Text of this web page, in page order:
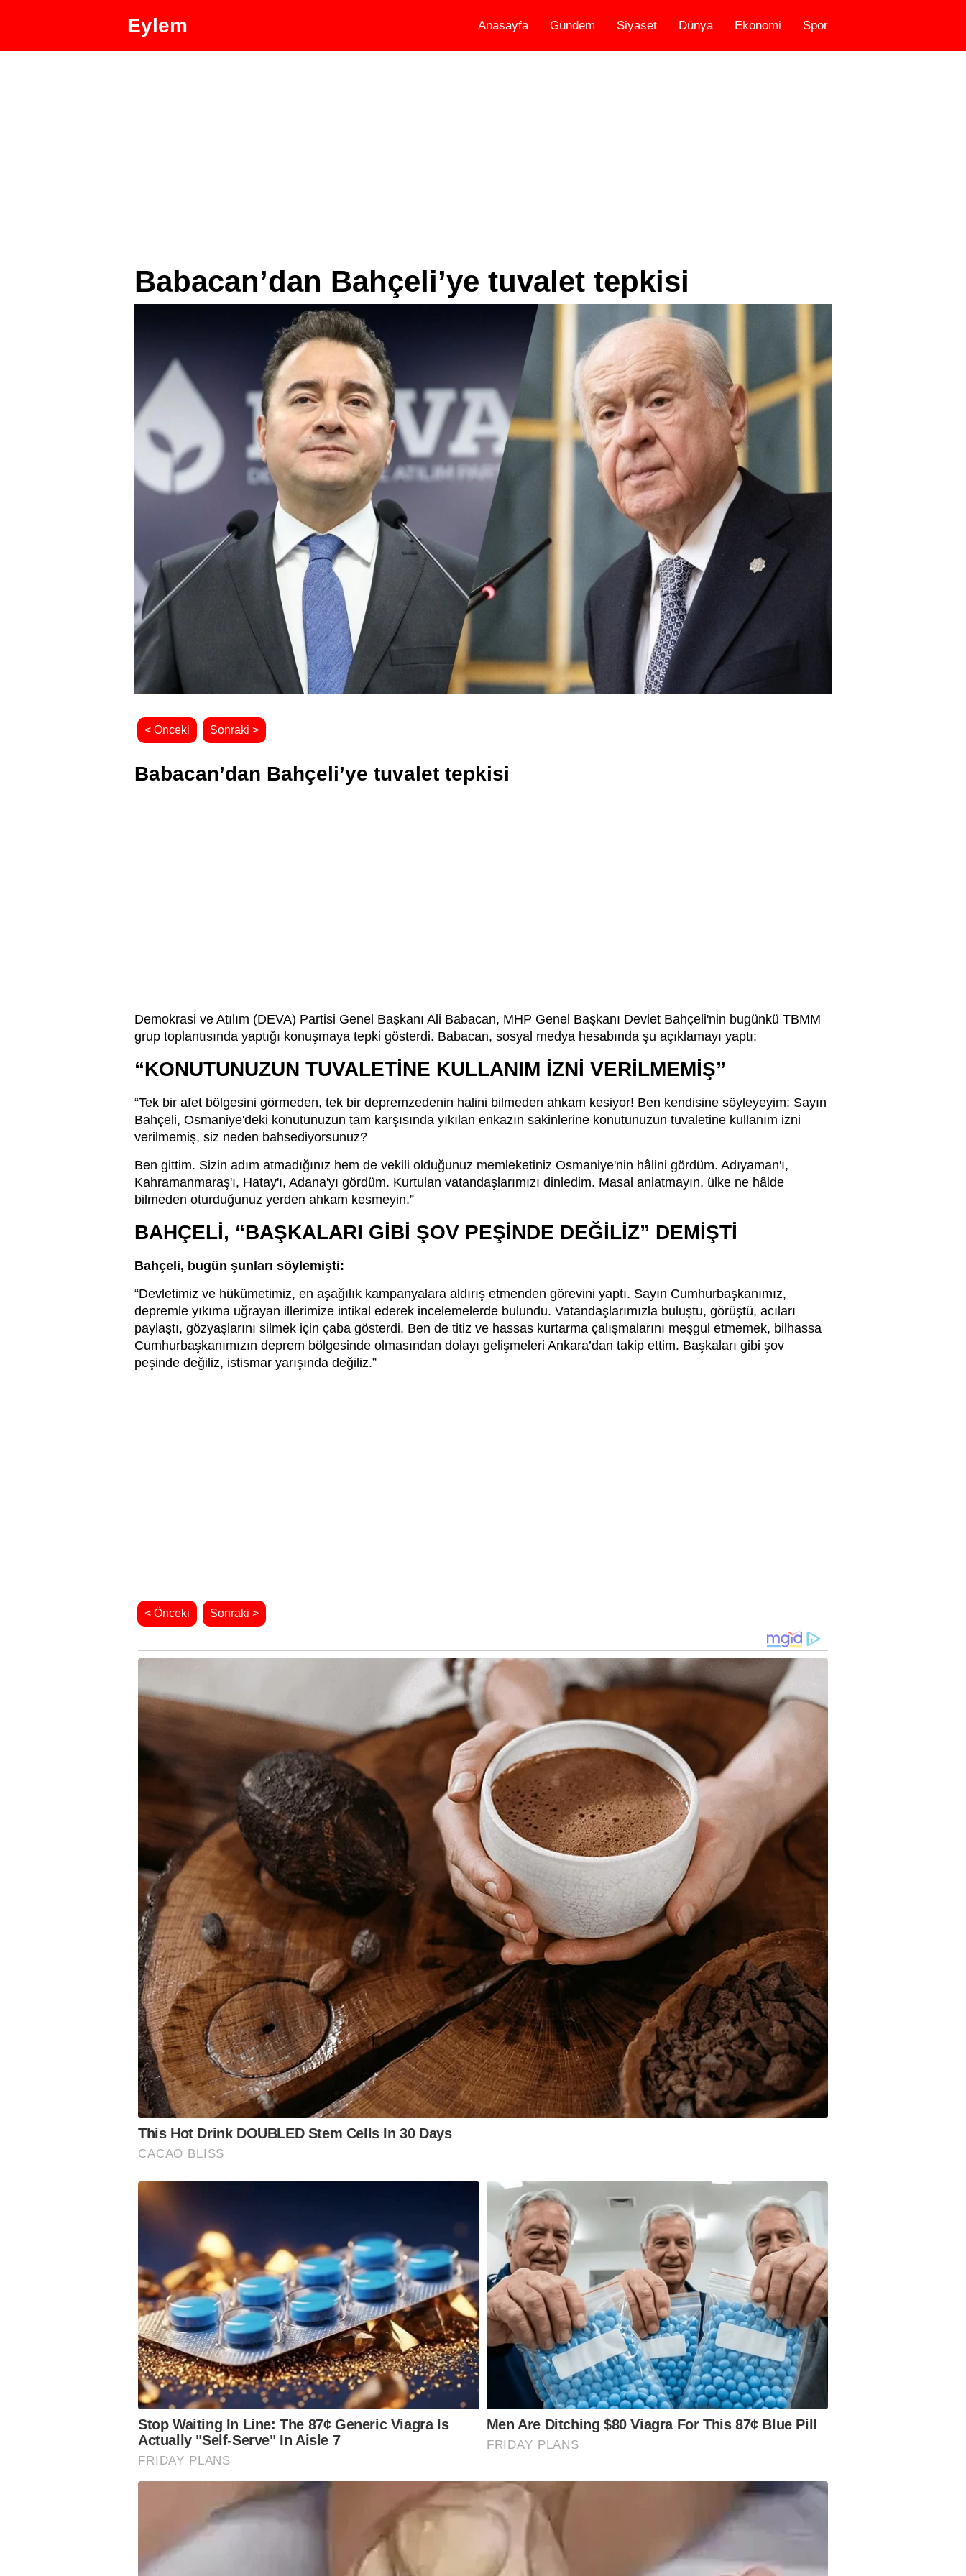
Eylem Anasayfa Gündem Siyaset Dünya Ekonomi Spor
Babacan’dan Bahçeli’ye tuvalet tepkisi
< Önceki Sonraki >
Babacan’dan Bahçeli’ye tuvalet tepkisi
Demokrasi ve Atılım (DEVA) Partisi Genel Başkanı Ali Babacan, MHP Genel Başkanı Devlet Bahçeli'nin bugünkü TBMM
grup toplantısında yaptığı konuşmaya tepki gösterdi. Babacan, sosyal medya hesabında şu açıklamayı yaptı:
“KONUTUNUZUN TUVALETİNE KULLANIM İZNİ VERİLMEMİŞ”
“Tek bir afet bölgesini görmeden, tek bir depremzedenin halini bilmeden ahkam kesiyor! Ben kendisine söyleyeyim: Sayın
Bahçeli, Osmaniye'deki konutunuzun tam karşısında yıkılan enkazın sakinlerine konutunuzun tuvaletine kullanım izni
verilmemiş, siz neden bahsediyorsunuz?
Ben gittim. Sizin adım atmadığınız hem de vekili olduğunuz memleketiniz Osmaniye'nin hâlini gördüm. Adıyaman'ı,
Kahramanmaraş'ı, Hatay'ı, Adana'yı gördüm. Kurtulan vatandaşlarımızı dinledim. Masal anlatmayın, ülke ne hâlde
bilmeden oturduğunuz yerden ahkam kesmeyin.”
BAHÇELİ, “BAŞKALARI GİBİ ŞOV PEŞİNDE DEĞİLİZ” DEMİŞTİ
Bahçeli, bugün şunları söylemişti:
“Devletimiz ve hükümetimiz, en aşağılık kampanyalara aldırış etmenden görevini yaptı. Sayın Cumhurbaşkanımız,
depremle yıkıma uğrayan illerimize intikal ederek incelemelerde bulundu. Vatandaşlarımızla buluştu, görüştü, acıları
paylaştı, gözyaşlarını silmek için çaba gösterdi. Ben de titiz ve hassas kurtarma çalışmalarını meşgul etmemek, bilhassa
Cumhurbaşkanımızın deprem bölgesinde olmasından dolayı gelişmeleri Ankara’dan takip ettim. Başkaları gibi şov
peşinde değiliz, istismar yarışında değiliz.”
< Önceki Sonraki >